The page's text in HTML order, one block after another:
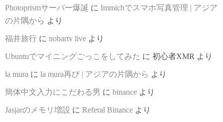
Photoprismサーバー爆誕 に Immichでスマホ写真管理 | アジア
の片隅から より
福井旅行 に nobartv live より
Ubuntuでマイニングごっこをしてみた に 初心者XMR より
la mura に la mura再び | アジアの片隅から より
簡体中文入力にこだわる男 に binance より
Jasjarのメモリ増設 に Referal Binance より